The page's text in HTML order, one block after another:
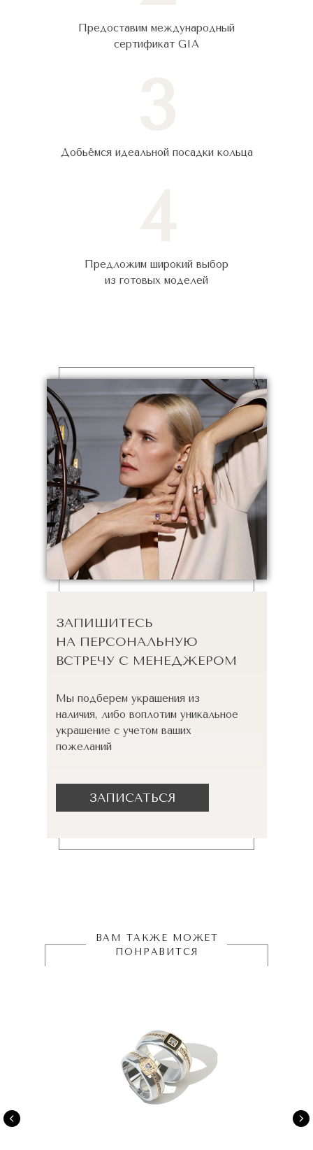
Предоставим международный
сертификат GIA
Добьёмся идеальной посадки кольца
Предложим широкий выбор
из готовых моделей
ЗАПИШИТЕСЬ
НА ПЕРСОНАЛЬНУЮ
ВСТРЕЧУ С МЕНЕДЖЕРОМ
Мы подберем украшения из
наличия, либо воплотим уникальное
украшение с учетом ваших
пожеланий
ЗАПИСАТЬСЯ
ВАМ ТАКЖЕ МОЖЕТ
ПОНРАВИТСЯ